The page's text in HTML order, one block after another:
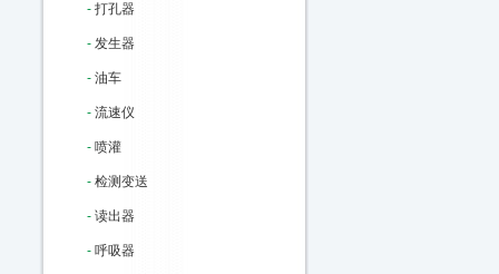
- 打孔器
- 发生器
- 油车
- 流速仪
- 喷灌
- 检测变送
- 读出器
- 呼吸器